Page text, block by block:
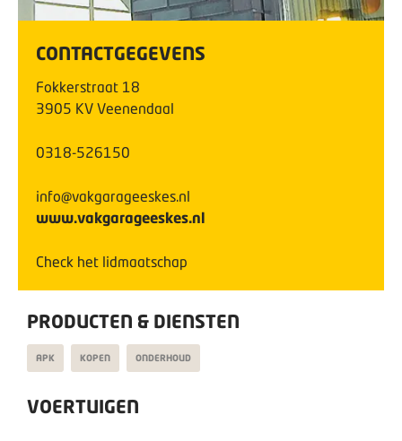
CONTACTGEGEVENS
Fokkerstraat 18
3905 KV Veenendaal
0318-526150
info@vakgarageeskes.nl
www.vakgarageeskes.nl
Check het lidmaatschap
PRODUCTEN & DIENSTEN
APK KOPEN ONDERHOUD
VOERTUIGEN